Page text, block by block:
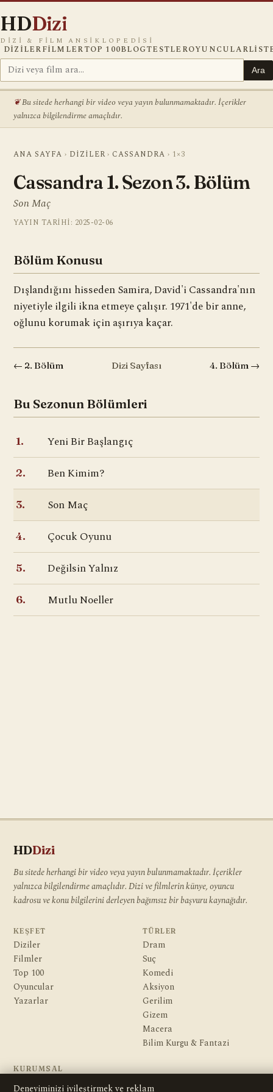
HDDizi
DIZI & FILM ANSIKLOPEDISI
DIZILERFILMLERTOP 100BLOGTESTLEROYUNCULAR
Ara
Bu sitede herhangi bir video veya yayın bulunmamaktadır. İçerikler
yalnızca bilgilendirme amaçlıdır.
ANA SAYFA › DIZILER › CASSANDRA › 1×3
Cassandra 1. Sezon 3. Bölüm
Son Maç
YAYIN TARIHI: 2025-02-06
Bölüm Konusu
Dışlandığını hisseden Samira, David'i Cassandra'nın
niyetiyle ilgili ikna etmeye çalışır. 1971'de bir anne,
oğlunu korumak için aşırıya kaçar.
← 2. Bölüm Dizi Sayfası 4. Bölüm →
Bu Sezonun Bölümleri
1. Yeni Bir Başlangıç
2. Ben Kimim?
3. Son Maç
4. Çocuk Oyunu
5. Değilsin Yalnız
6. Mutlu Noeller
HDDizi
Bu sitede herhangi bir video veya yayın bulunmamaktadır. İçerikler
yalnızca bilgilendirme amaçlıdır. Dizi ve filmlerin künye, oyuncu
kadrosu ve konu bilgilerini derleyen bağımsız bir başvuru kaynağıdır.
KEŞFET
Diziler
Filmler
Top 100
Oyuncular
Yazarlar
TÜRLER
Dram
Suç
Komedi
Aksiyon
Gerilim
Gizem
Macera
Bilim Kurgu & Fantazi
KURUMSAL
Hakkımızda
Deneyiminizi iyileştirmek ve reklam